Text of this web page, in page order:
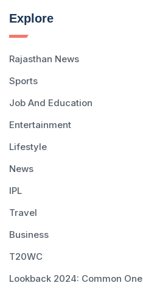
Explore
Rajasthan News
Sports
Job And Education
Entertainment
Lifestyle
News
IPL
Travel
Business
T20WC
Lookback 2024: Common One